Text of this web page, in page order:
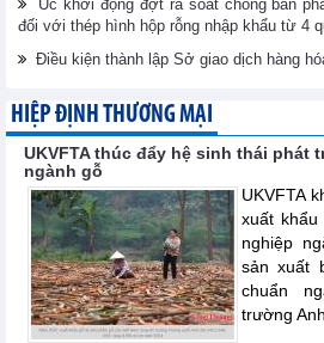
Úc khởi động đợt rà soát chống bán
đối với thép hình hộp rỗng nhập khẩu từ 4
Điều kiện thành lập Sở giao dịch hàng
HIỆP ĐỊNH THƯƠNG MẠI
UKVFTA thúc đẩy hệ sinh thái phát
ngành gỗ
UKVFTA
xuất khẩu
nghiệp
sản xuất
chuẩn
trường Anh.